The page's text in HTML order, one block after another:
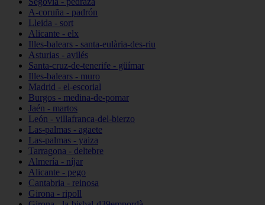
A-coruña - padrón
Lleida - sort
Alicante - elx
Illes-balears - santa-eulària-des-riu
Asturias - avilés
Santa-cruz-de-tenerife - güímar
Illes-balears - muro
Madrid - el-escorial
Burgos - medina-de-pomar
Jaén - martos
León - villafranca-del-bierzo
Las-palmas - agaete
Las-palmas - yaiza
Tarragona - deltebre
Almería - níjar
Alicante - pego
Cantabria - reinosa
Girona - ripoll